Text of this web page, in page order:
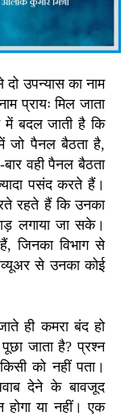
दो उपन्यास का नाम
प्रायः मिल जाता
में बदल जाती है कि
जो पैनल बैठता है,
बार वही पैनल बैठता
पसंद करते हैं।
रहते हैं कि उनका
लगाया जा सके।
जिनका विभाग से
से उनका कोई
ही कमरा बंद हो
जाता है? प्रश्न
को नहीं पता।
देने के बावजूद
होगा या नहीं। एक